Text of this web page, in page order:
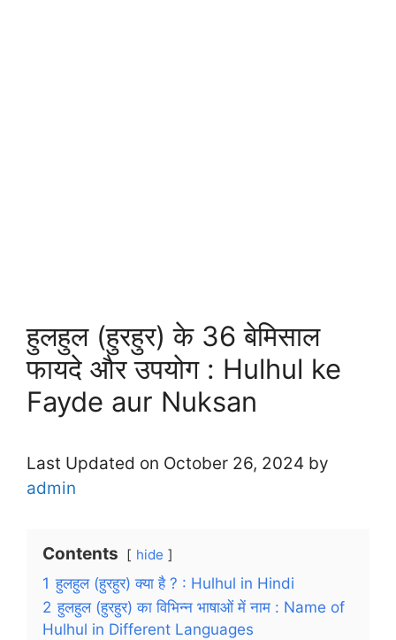
हुलहुल (हुरहुर) के 36 बेमिसाल
फायदे और उपयोग : Hulhul ke
Fayde aur Nuksan
Last Updated on October 26, 2024 by
admin
Contents hide
1 हुलहुल (हुरहुर) क्या है ? : Hulhul in Hindi
2 हुलहुल (हुरहुर) का विभिन्न भाषाओं में नाम : Name of
Hulhul in Different Languages